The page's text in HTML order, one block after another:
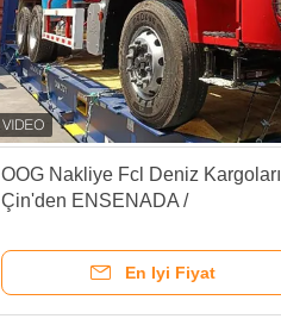
OOG Nakliye Fcl Deniz Kargoları
Çin'den ENSENADA /
En Iyi Fiyat